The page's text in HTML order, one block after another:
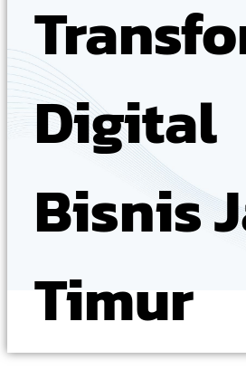
Digital
Bisnis
Timur